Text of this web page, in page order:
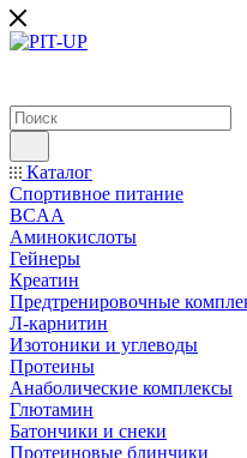
Каталог
Спортивное питание
BCAA
Аминокислоты
Гейнеры
Креатин
Предтренировочные
Л-карнитин
Изотоники и углеводы
Протеины
Анаболические комплексы
Глютамин
Батончики и снеки
Протеиновые блинчики